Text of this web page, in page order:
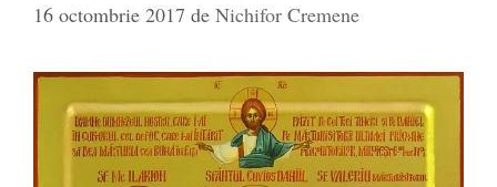
16 octombrie 2017 de Nichifor Cremene